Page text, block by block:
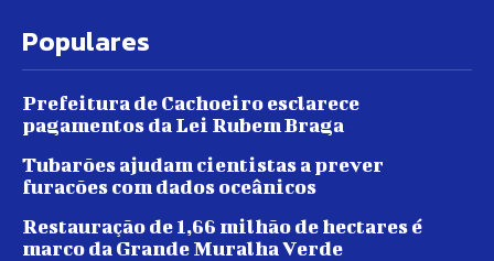
Populares
Prefeitura de Cachoeiro esclarece
pagamentos da Lei Rubem Braga
Tubarões ajudam cientistas a prever
furacões com dados oceânicos
Restauração de 1,66 milhão de hectares é
marco da Grande Muralha Verde